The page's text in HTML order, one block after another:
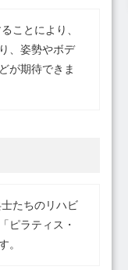
ことにより、
、姿勢やボデ
が期待できま
たちのリハビ
ピラティス・
。